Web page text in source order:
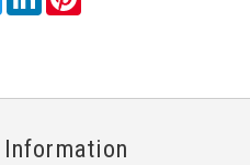
Information